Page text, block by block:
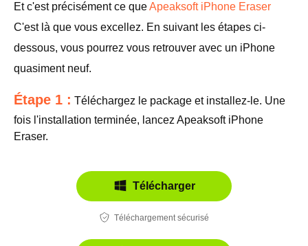
Et c'est précisément ce queApeaksoft iPhone Eraser
C'est là que vous excellez. En suivant les étapes ci-
dessous, vous pourrez vous retrouver avec un iPhone
quasiment neuf.
Étape 1 : Téléchargez le package et installez-le. Une
fois l'installation terminée, lancez Apeaksoft iPhone
Eraser.
Télécharger
Téléchargement sécurisé